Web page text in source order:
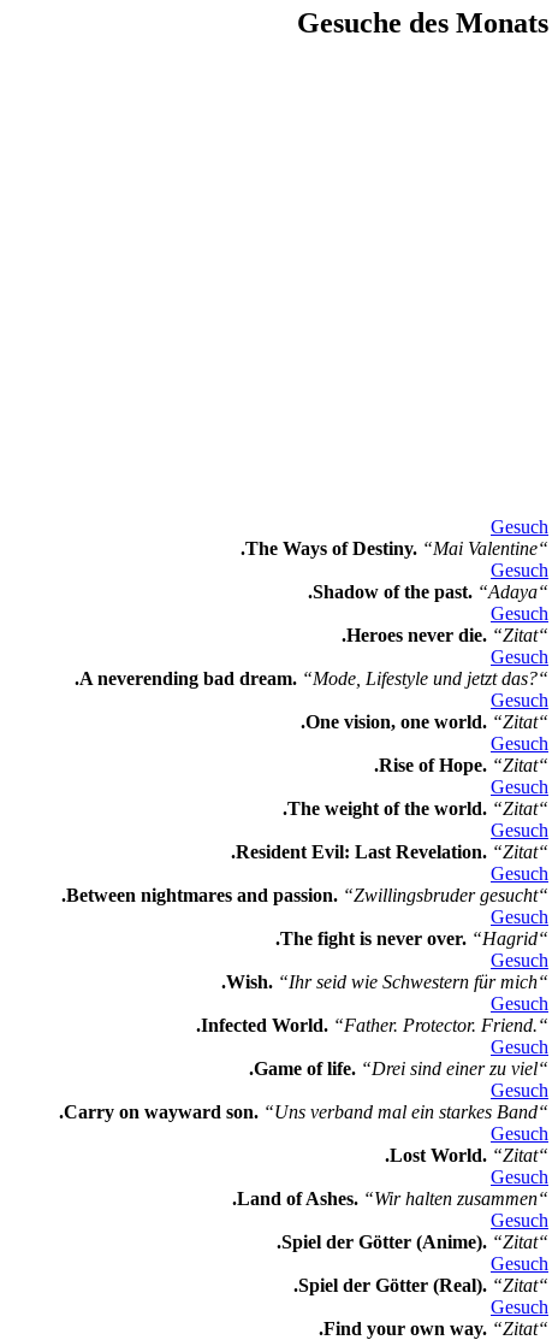
Gesuche des Monats
Gesuch
.The Ways of Destiny. “Mai Valentine“
Gesuch
.Shadow of the past. “Adaya“
Gesuch
.Heroes never die. “Zitat“
Gesuch
.A neverending bad dream. “Mode, Lifestyle und jetzt das?“
Gesuch
.One vision, one world. “Zitat“
Gesuch
.Rise of Hope. “Zitat“
Gesuch
.The weight of the world. “Zitat“
Gesuch
.Resident Evil: Last Revelation. “Zitat“
Gesuch
.Between nightmares and passion. “Zwillingsbruder gesucht“
Gesuch
.The fight is never over. “Hagrid“
Gesuch
.Wish. “Ihr seid wie Schwestern für mich“
Gesuch
.Infected World. “Father. Protector. Friend.“
Gesuch
.Game of life. “Drei sind einer zu viel“
Gesuch
.Carry on wayward son. “Uns verband mal ein starkes Band“
Gesuch
.Lost World. “Zitat“
Gesuch
.Land of Ashes. “Wir halten zusammen“
Gesuch
.Spiel der Götter (Anime). “Zitat“
Gesuch
.Spiel der Götter (Real). “Zitat“
Gesuch
.Find your own way. “Zitat“